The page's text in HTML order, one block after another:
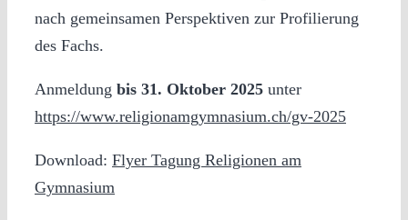
nach gemeinsamen Perspektiven zur Profilierung
des Fachs.
Anmeldung bis 31. Oktober 2025unter
https://www.religionamgymnasium.ch/gv-2025
Download: Flyer Tagung Religionen am
Gymnasium